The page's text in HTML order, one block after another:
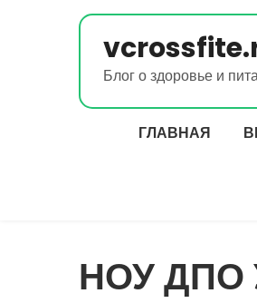
Блог о здоровье и
ГЛАВНАЯ
НОУ ДПО